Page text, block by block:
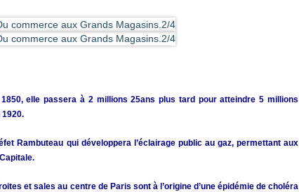
1850, elle passera à 2 millions 25ans plus tard pour atteindre 5 millions
1920.
Rambuteau qui développera l’éclairage public au gaz, permettant aux
et sales au centre de Paris sont à l’origine d’une épidémie de choléra